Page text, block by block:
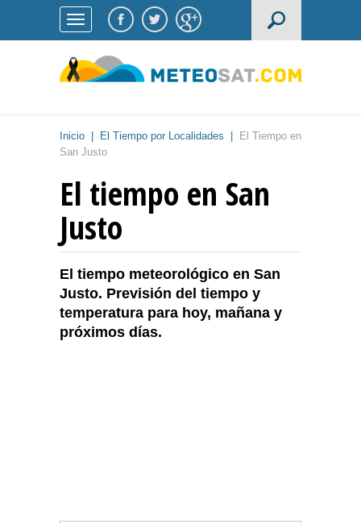
Inicio El Tiempo por Localidades
El Tiempo en
San Justo
El tiempo en San
Justo
El tiempo meteorológico en San
Justo. Previsión del tiempo y
temperatura para hoy, mañana y
próximos días.